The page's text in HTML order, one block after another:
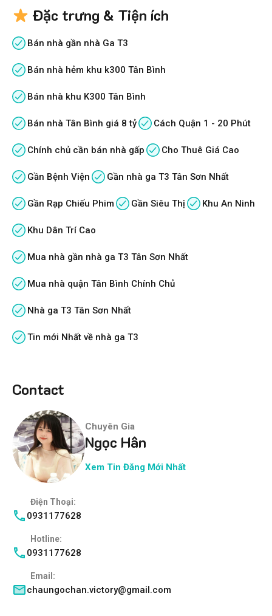
Đặc trưng & Tiện ích
Bán nhà gần nhà Ga T3
Bán nhà hẻm khu k300 Tân Bình
Bán nhà khu K300 Tân Bình
Bán nhà Tân Bình giá 8 tỷ Cách Quận 1 - 20 Phút
Chính chủ cần bán nhà gấp Cho Thuê Giá Cao
Gần Bệnh Viện Gần nhà ga T3 Tân Sơn Nhất
Gần Rạp Chiếu Phim Gần Siêu Thị Khu An Ninh
Khu Dân Trí Cao
Mua nhà gần nhà ga T3 Tân Sơn Nhất
Mua nhà quận Tân Bình Chính Chủ
Nhà ga T3 Tân Sơn Nhất
Tin mới Nhất về nhà ga T3
Contact
Chuyên Gia
Ngọc Hân
Xem Tin Đăng Mới Nhất
Điện Thoại:
0931177628
Hotline:
0931177628
Email:
chaungochan.victory@gmail.com